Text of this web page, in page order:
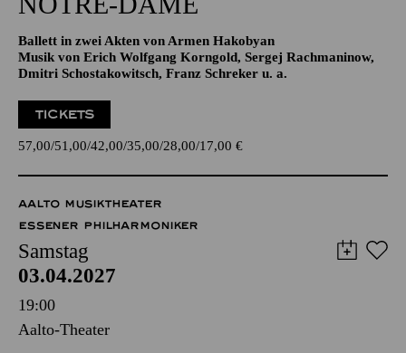
Ballett in zwei Akten von Armen Hakobyan
Musik von Erich Wolfgang Korngold, Sergej Rachmaninow,
Dmitri Schostakowitsch, Franz Schreker u. a.
TICKETS
57,00 51,00 42,00 35,00 28,00 17,00 €
AALTO MUSIKTHEATER
ESSENER PHILHARMONIKER
Samstag
03.04.2027
19:00
Aalto-Theater